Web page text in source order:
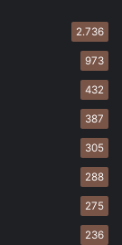
2.736
973
432
387
305
288
275
236